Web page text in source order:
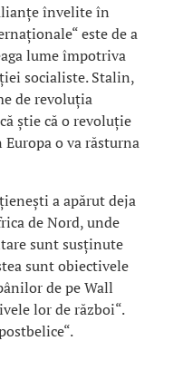
învelite în
este de a
lume împotriva
socialiste. Stalin,
de revoluția
știe că o revoluție
o va răsturna
a apărut deja
de Nord, unde
sunt susținute
sunt obiectivele
de pe Wall
lor de război“.